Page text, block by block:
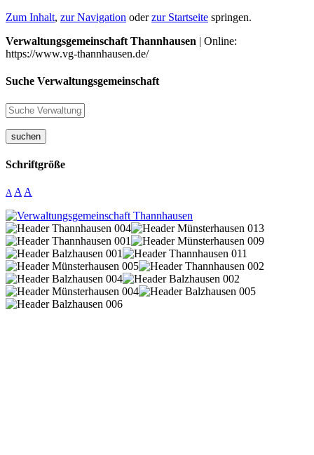
Zum Inhalt, zur Navigation oderzur Startseite springen.
Verwaltungsgemeinschaft Thannhausen | Online:
https://www.vg-thannhausen.de/
Suche Verwaltungsgemeinschaft
suchen
Schriftgröße
A A A